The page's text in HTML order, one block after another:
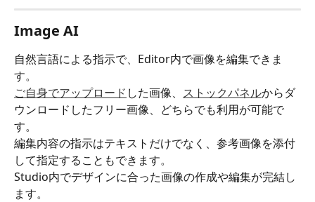
Image AI
自然言語による指示で、Editor内で画像を編集できま
す。
ご自身でアップロード した画像、 ストックパネルからダ
ウンロードしたフリー画像、どちらでも利用が可能で
す。
編集内容の指示はテキストだけでなく、参考画像を添付
して指定することもできます。
Studio内でデザインに合った画像の作成や編集が完結し
ます。